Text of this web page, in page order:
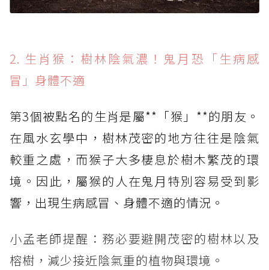
2. 生肖猴：樹林陰氣濃！鬼月恐「生病感
冒」身體不適
第3個被點名的生肖是屬**「猴」**的朋友。
在風水玄學中，樹林茂密的地方往往是陰氣
較重之處，而猴子大多棲息於樹木繁茂的環
境。因此，屬猴的人在鬼月特別容易受到影
響，出現生病感冒、身體不適的情況。
小孟老師提醒：務必要避開茂密的樹林以及
榕樹，減少接近陰氣重的植物與環境。